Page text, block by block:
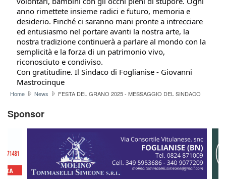
anno rimettete insieme radici e futuro, memoria e
desiderio. Finché ci saranno mani pronte a intrecciare
ed entusiasmo nel portare avanti la nostra arte, la
nostra tradizione continuerà a parlare al mondo con la
semplicità e la forza di un patrimonio vivo,
riconosciuto e condiviso.
Con gratitudine. Il Sindaco di Foglianise - Giovanni
Mastrocinque
Home News FESTA DEL GRANO 2025 - MESSAGGIO DEL SINDACO
Sponsor